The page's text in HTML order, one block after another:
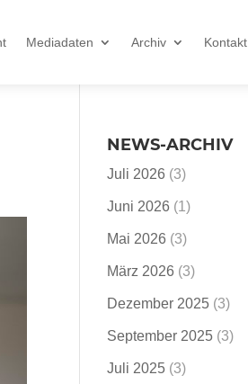
Mediadaten Archiv Kontakt
NEWS-ARCHIV
Juli 2026 (3)
Juni 2026 (1)
Mai 2026 (3)
März 2026 (3)
Dezember 2025 (3)
September 2025 (3)
Juli 2025 (3)